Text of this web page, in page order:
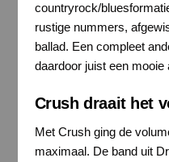
countryrock/
rustige nummers,
ballad. Een compleet
daardoor juist een
Crush draait het
Met Crush ging de
maximaal. De band uit